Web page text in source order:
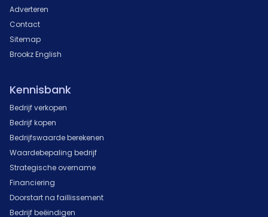
Adverteren
Contact
Sitemap
Brookz English
Kennisbank
Bedrijf verkopen
Bedrijf kopen
Bedrijfswaarde berekenen
Waardebepaling bedrijf
Strategische overname
Financiering
Doorstart na faillissement
Bedrijf beëindigen